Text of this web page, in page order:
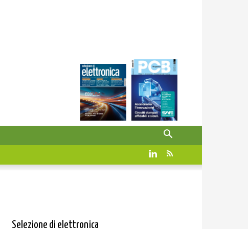
Selezione di elettronica